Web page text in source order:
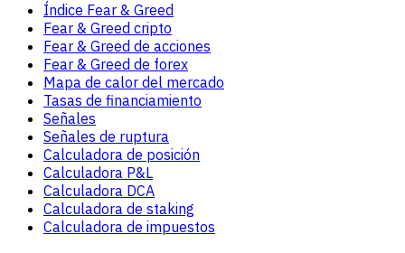
Índice Fear & Greed
Fear & Greed cripto
Fear & Greed de acciones
Fear & Greed de forex
Mapa de calor del mercado
Tasas de financiamiento
Señales
Señales de ruptura
Calculadora de posición
Calculadora P&L
Calculadora DCA
Calculadora de staking
Calculadora de impuestos